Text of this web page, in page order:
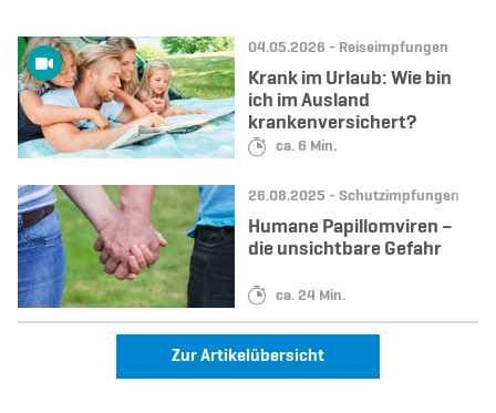
Datum:
04.05.2026 - Kategorie:
Reiseimpfungen
Lesedauer:
ca. 6 Min.
Krank im Urlaub: Wie bin
ich im Ausland
krankenversichert?
Datum:
26.08.2025 - Kategorie:
Schutzimpfungen
Lesedauer:
ca. 24 Min.
Humane Papillomviren –
die unsichtbare Gefahr
Zur Artikelübersicht